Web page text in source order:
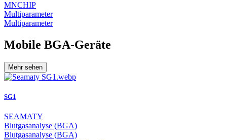
MNCHIP
Multiparameter
Multiparameter
Mobile BGA-Geräte
Mehr sehen
SG1
SEAMATY
Blutgasanalyse (BGA)
Blutgasanalyse (BGA)